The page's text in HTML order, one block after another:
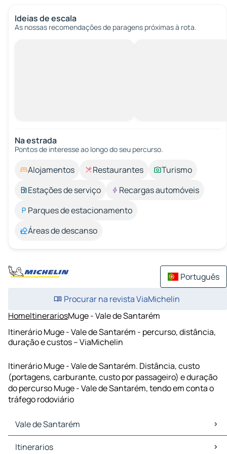
Ideias de escala
As nossas recomendações de paragens próximas à rota.
Na estrada
Pontos de interesse ao longo do seu percurso.
Alojamentos Restaurantes
Turismo
Estações de serviço
Recargas automóveis
Parques de estacionamento
Áreas de descanso
Português
Procurar na revista ViaMichelin
HomeItinerariosMuge - Vale de Santarém
Itinerário Muge - Vale de Santarém - percurso, distância,
duração e custos – ViaMichelin
Itinerário Muge - Vale de Santarém. Distância, custo
(portagens, carburante, custo por passageiro) e duração
do percurso Muge - Vale de Santarém, tendo em conta o
tráfego rodoviário
Vale de Santarém
Vale de Santarém Mapas Plantas
Itinerarios